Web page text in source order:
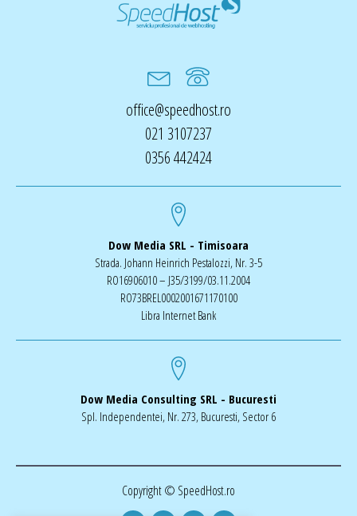
office@speedhost.ro
021 3107237
0356 442424
Dow Media SRL - Timisoara
Strada. Johann Heinrich Pestalozzi, Nr. 3-5
RO16906010 – J35/3199/03.11.2004
RO73BREL0002001671170100
Libra Internet Bank
Dow Media Consulting SRL - Bucuresti
Spl. Independentei, Nr. 273, Bucuresti, Sector 6
Copyright © SpeedHost.ro